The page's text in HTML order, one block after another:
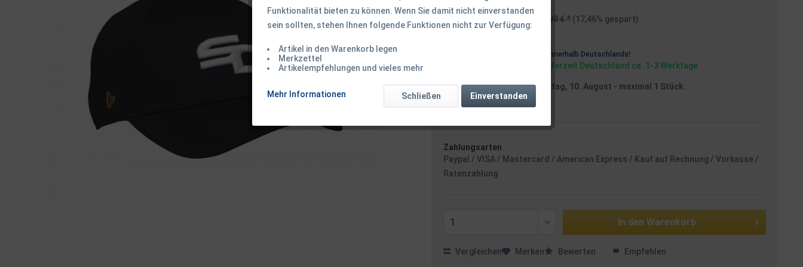
16,50 € * 19,99 € * (17,46% gespart)
Inhalt:1 Stück
innerhalb Deutschlands!
Sofort versandfertig, Lieferzeit Deutschland ca. 1-3 Werktage
Versand am Montag, 10. August - maximal 1 Stück.
Zahlungsarten
Paypal / VISA / Mastercard / American Express / Kauf auf Rechnung / Vorkasse /
Ratenzahlung
In den Warenkorb
Vergleichen Merken Bewerten Empfehlen
Funktionalität bieten zu können. Wenn Sie damit nicht einverstanden
sein sollten, stehen Ihnen folgende Funktionen nicht zur Verfügung:
Artikel in den Warenkorb legen
Merkzettel
Artikelempfehlungen und vieles mehr
Mehr Informationen Einverstanden
Schließen